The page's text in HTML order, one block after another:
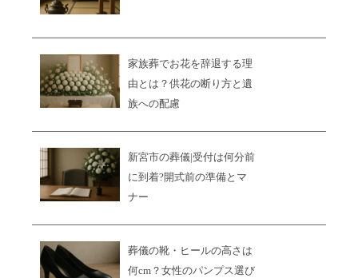
家族葬でお花を辞退する理
由とは？供花の断り方と遺
族への配慮
新宮市の葬儀|受付は何分前
に到着?開式前の準備とマ
ナー
葬儀の靴・ヒールの高さは
何cm？女性のパンプス選び